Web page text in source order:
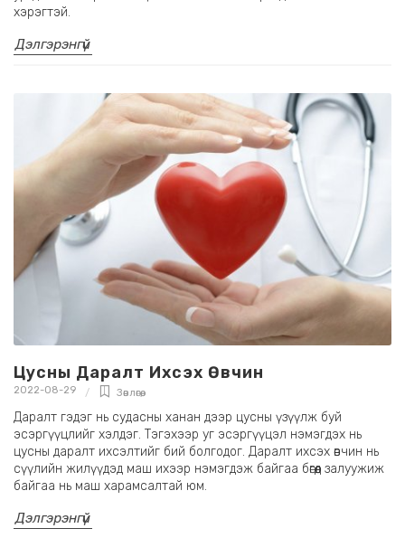
хэрэгтэй.
Дэлгэрэнгүй
Цусны Даралт Ихсэх Өвчин
2022-08-29 Зөвлөгөө,
Даралт гэдэг нь судасны ханан дээр цусны үзүүлж буй
эсэргүүцлийг хэлдэг. Тэгэхээр уг эсэргүүцэл нэмэгдэх нь
цусны даралт ихсэлтийг бий болгодог. Даралт ихсэх өвчин нь
сүүлийн жилүүдэд маш ихээр нэмэгдэж байгаа бөгөөд залуужиж
байгаа нь маш харамсалтай юм.
Дэлгэрэнгүй